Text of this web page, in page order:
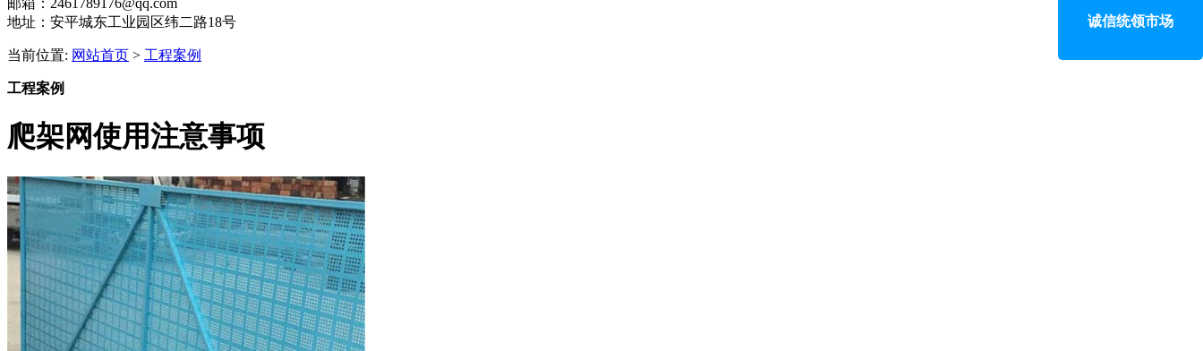
邮箱：2461789176@qq.com
地址：安平城东工业园区纬二路18号
当前位置: 网站首页 > 工程案例
工程案例
爬架网使用注意事项
诚信统领市场